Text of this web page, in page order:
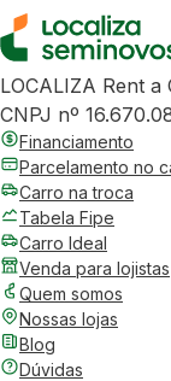
LOCALIZA Rent a
CNPJ nº
Financiamento
Parcelamento no
Carro na troca
Tabela Fipe
Carro Ideal
Venda para lojistas
Quem somos
Nossas lojas
Blog
Dúvidas